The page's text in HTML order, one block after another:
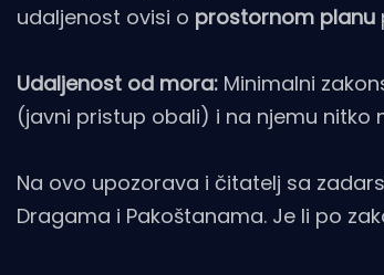
udaljenost ovisi o prostornom planu
Udaljenost od mora: Minimalni
(javni pristup obali) i na njemu nitko
Na ovo upozorava i čitatelj sa
Dragama i Pakoštanama. Je li po